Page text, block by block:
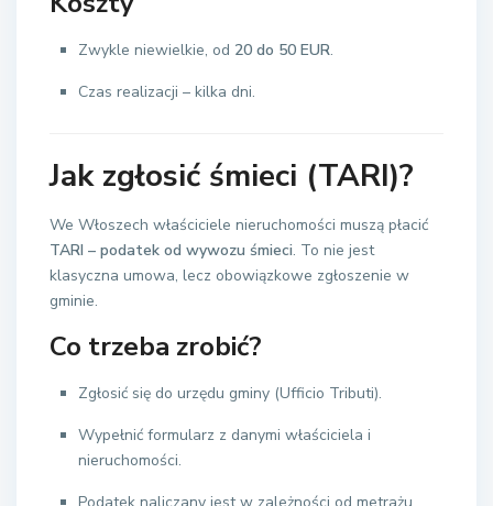
Zwykle niewielkie, od 20 do 50 EUR.
Czas realizacji – kilka dni.
Jak zgłosić śmieci (TARI)?
We Włoszech właściciele nieruchomości muszą płacić
TARI – podatek od wywozu śmieci. To nie jest
klasyczna umowa, lecz obowiązkowe zgłoszenie w
gminie.
Co trzeba zrobić?
Zgłosić się do urzędu gminy (Ufficio Tributi).
Wypełnić formularz z danymi właściciela i
nieruchomości.